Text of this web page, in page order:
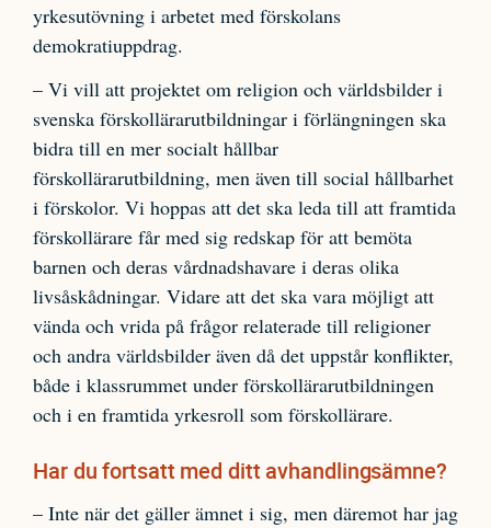
yrkesutövning i arbetet med förskolans
demokratiuppdrag.
– Vi vill att projektet om religion och världsbilder i
svenska förskollärarutbildningar i förlängningen ska
bidra till en mer socialt hållbar
förskollärarutbildning, men även till social hållbarhet
i förskolor. Vi hoppas att det ska leda till att framtida
förskollärare får med sig redskap för att bemöta
barnen och deras vårdnadshavare i deras olika
livsåskådningar. Vidare att det ska vara möjligt att
vända och vrida på frågor relaterade till religioner
och andra världsbilder även då det uppstår konflikter,
både i klassrummet under förskollärarutbildningen
och i en framtida yrkesroll som förskollärare.
Har du fortsatt med ditt avhandlingsämne?
– Inte när det gäller ämnet i sig, men däremot har jag